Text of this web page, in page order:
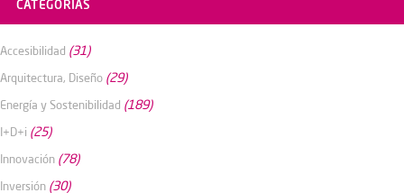
CATEGORÍAS
Accesibilidad (31)
Arquitectura, Diseño (29)
Energía y Sostenibilidad (189)
I+D+i (25)
Innovación (78)
Inversión (30)